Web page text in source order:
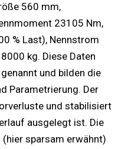
560 mm,
23105 Nm,
% Last), Nennstrom
kg. Diese Daten
und bilden die
Parametrierung. Der
und stabilisiert
ausgelegt ist. Die
sparsam erwähnt)